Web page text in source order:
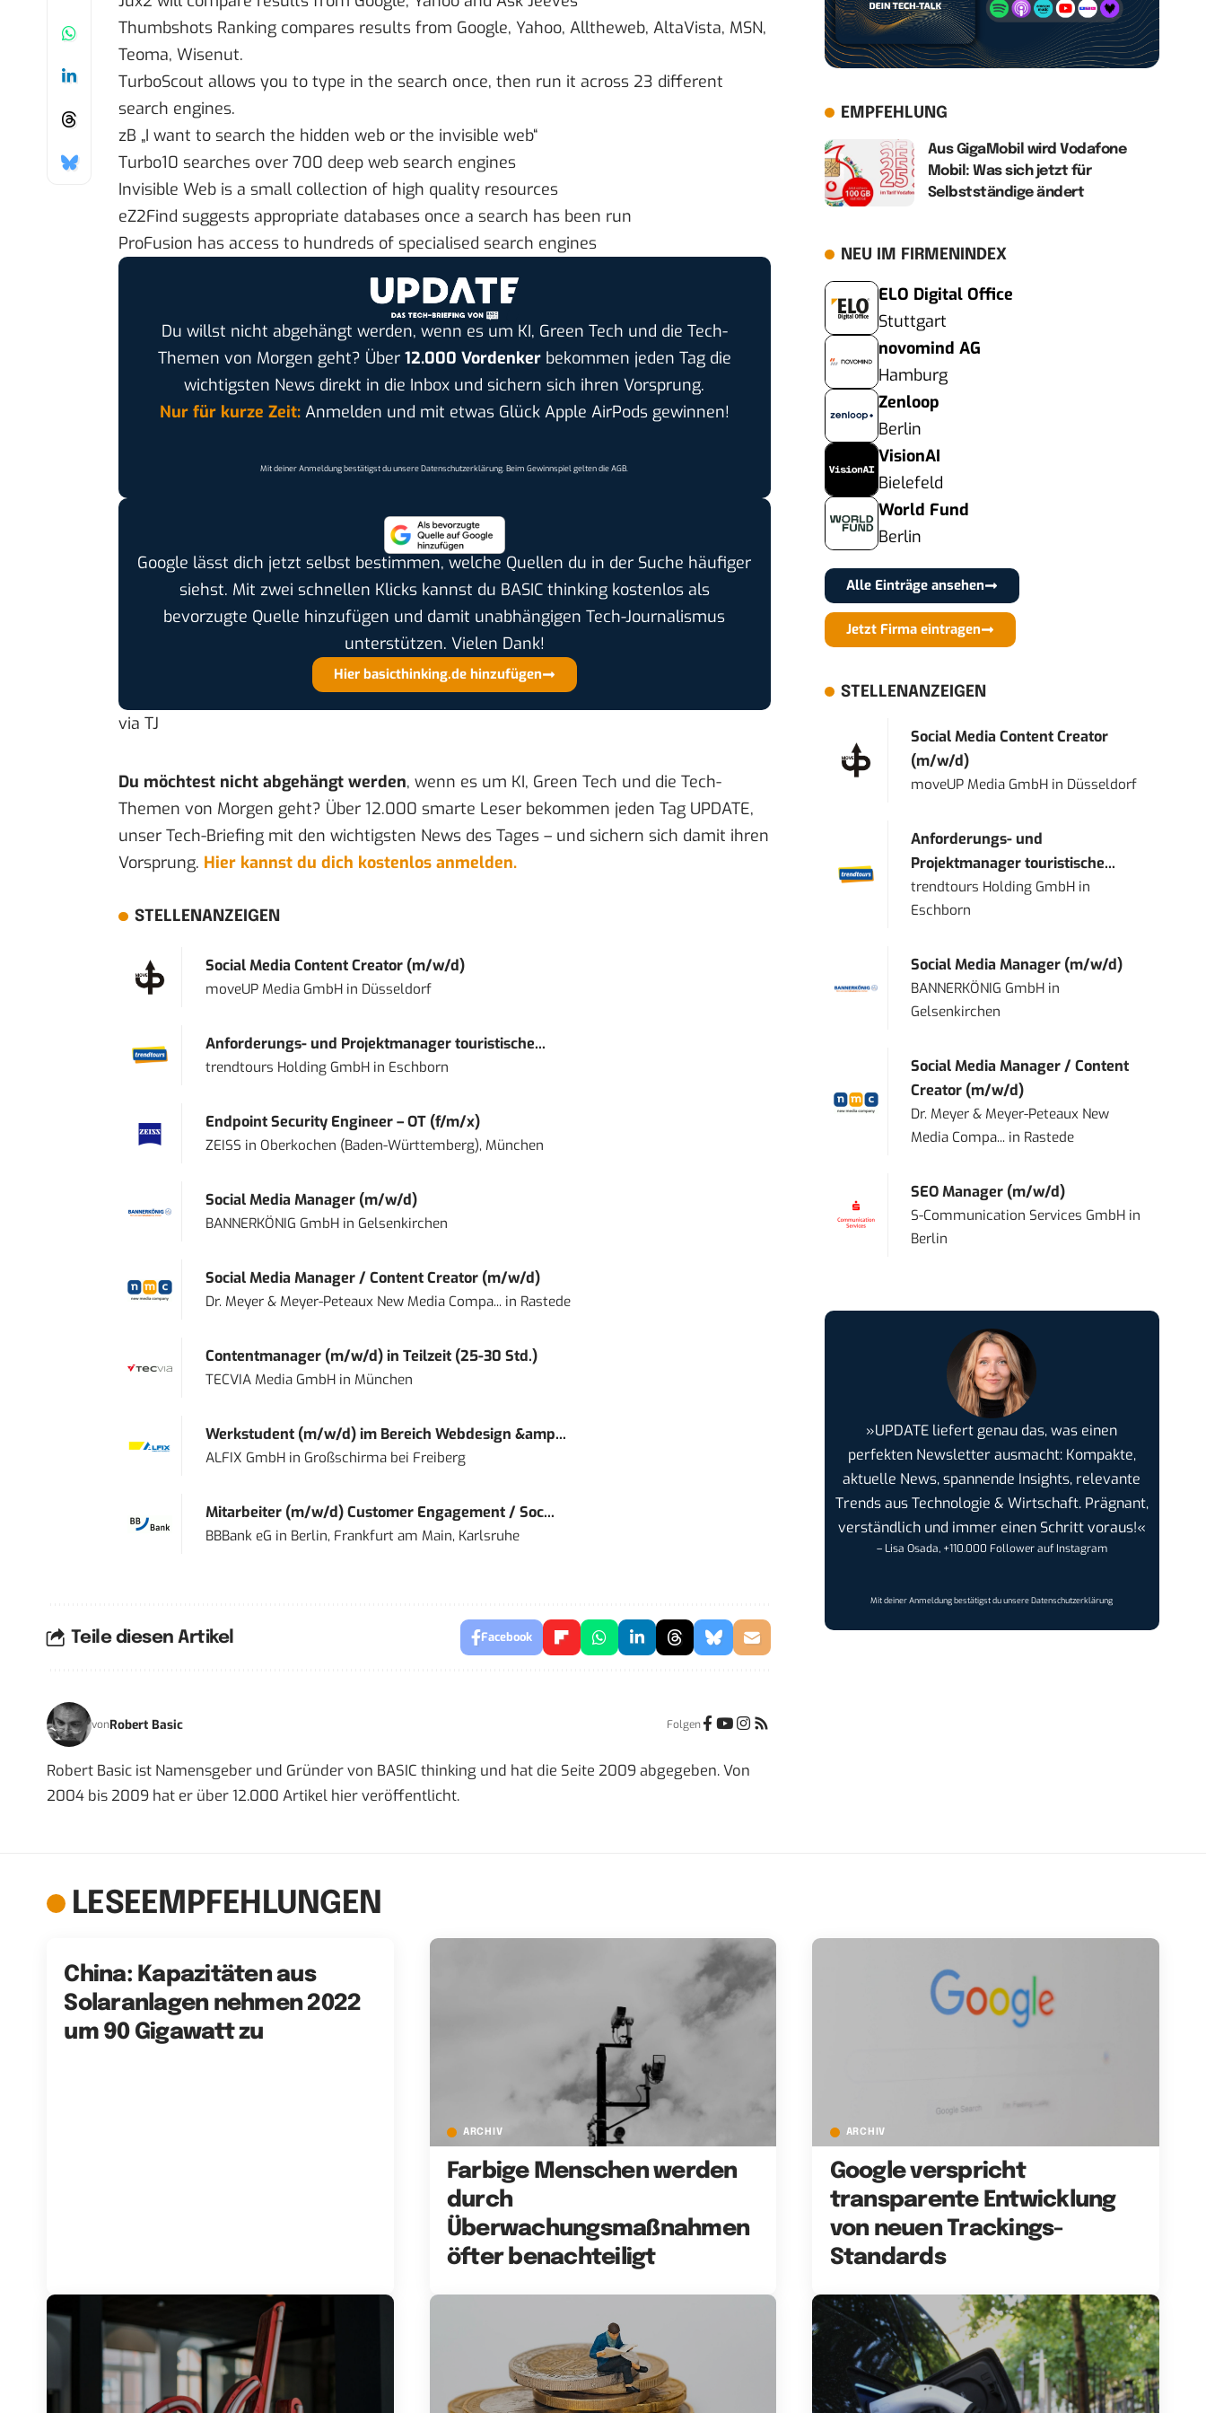
Thumbshots Ranking compares results from Google, Yahoo, Alltheweb, AltaVista, MSN,
Teoma, Wisenut.
TurboScout allows you to type in the search once, then run it across 23 different
search engines.
zB „I want to search the hidden web or the invisible web“
Turbo10 searches over 700 deep web search engines
Invisible Web is a small collection of high quality resources
eZ2Find suggests appropriate databases once a search has been run
ProFusion has access to hundreds of specialised search engines
Du willst nicht abgehängt werden, wenn es um KI, Green Tech und die Tech-
Themen von Morgen geht? Über 12.000 Vordenkerbekommen jeden Tag die
wichtigsten News direkt in die Inbox und sichern sich ihren Vorsprung.
Nur für kurze Zeit:Anmelden und mit etwas Glück Apple AirPods gewinnen!
Mit deiner Anmeldung bestätigst du unsereDatenschutzerklärung. Beim Gewinnspiel gelten dieAGB.
Google lässt dich jetzt selbst bestimmen, welche Quellen du in der Suche häufiger
siehst. Mit zwei schnellen Klicks kannst du BASIC thinking kostenlos als
bevorzugte Quelle hinzufügen und damit unabhängigen Tech-Journalismus
unterstützen. Vielen Dank!
Hier basicthinking.de hinzufügen
via TJ
Du möchtest nicht abgehängt werden, wenn es um KI, Green Tech und die Tech-
Themen von Morgen geht? Über 12.000 smarte Leser bekommen jeden Tag UPDATE,
unser Tech-Briefing mit den wichtigsten News des Tages – und sichern sich damit ihren
Vorsprung. Hier kannst du dich kostenlos anmelden.
STELLENANZEIGEN
Social Media Content Creator (m/w/d)
moveUP Media GmbHin Düsseldorf
Anforderungs- und Projektmanager touristische...
trendtours Holding GmbHin Eschborn
Endpoint Security Engineer – OT (f/m/x)
ZEISS in Oberkochen (Baden-Württemberg), München
Social Media Manager (m/w/d)
BANNERKÖNIG GmbHin Gelsenkirchen
Social Media Manager / Content Creator (m/w/d)
Dr. Meyer & Meyer-Peteaux New Media Compa...in Rastede
Contentmanager (m/w/d) in Teilzeit (25-30 Std.)
TECVIA Media GmbHin München
Werkstudent (m/w/d) im Bereich Webdesign &amp...
ALFIX GmbHin Großschirma bei Freiberg
Mitarbeiter (m/w/d) Customer Engagement / Soc...
BBBank eG in Berlin, Frankfurt am Main, Karlsruhe
Teile diesen Artikel Facebook
vonRobert Basic Folgen
Robert Basic ist Namensgeber und Gründer von BASIC thinking und hat die Seite 2009 abgegeben. Von
2004 bis 2009 hat er über 12.000 Artikel hier veröffentlicht.
EMPFEHLUNG
Aus GigaMobil wird Vodafone
Mobil: Was sich jetzt für
Selbstständige ändert
NEU IM FIRMENINDEX
ELO Digital Office
Stuttgart
novomind AG
Hamburg
Zenloop
Berlin
VisionAI
Bielefeld
World Fund
Berlin
Alle Einträge ansehen
Jetzt Firma eintragen
STELLENANZEIGEN
Social Media Content Creator
(m/w/d)
moveUP Media GmbH in Düsseldorf
Anforderungs- und
Projektmanager touristische...
trendtours Holding GmbH in
Eschborn
Social Media Manager (m/w/d)
BANNERKÖNIG GmbH in
Gelsenkirchen
Social Media Manager / Content
Creator (m/w/d)
Dr. Meyer & Meyer-Peteaux New
Media Compa... in Rastede
SEO Manager (m/w/d)
S-Communication Services GmbH in
Berlin
»UPDATE liefert genau das, was einen
perfekten Newsletter ausmacht: Kompakte,
aktuelle News, spannende Insights, relevante
Trends aus Technologie & Wirtschaft. Prägnant,
verständlich und immer einen Schritt voraus!«
– Lisa Osada, +110.000 Follower auf Instagram
Mit deiner Anmeldung bestätigst du unsereDatenschutzerklärung
LESEEMPFEHLUNGEN
China: Kapazitäten aus
Solaranlagen nehmen 2022
um 90 Gigawatt zu
ARCHIV
Farbige Menschen werden
durch
Überwachungsmaßnahmen
öfter benachteiligt
ARCHIV
Google verspricht
transparente Entwicklung
von neuen Trackings-
Standards